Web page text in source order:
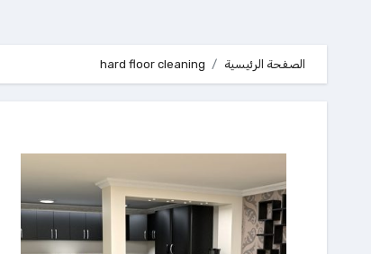
الصفحة الرئيسية hard floor cleaning